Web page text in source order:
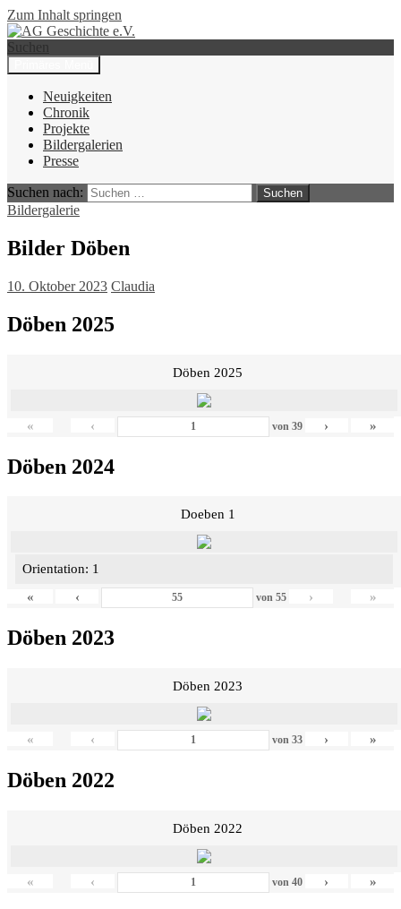
Zum Inhalt springen
AG Geschichte e.V.
Suchen
Neuigkeiten
Chronik
Projekte
Bildergalerien
Presse
Suchen nach:
Bildergalerie
Bilder Döben
10. Oktober 2023 Claudia
Döben 2025
Döben 2025
« ‹ von 39 › »
Döben 2024
Doeben 1
Orientation: 1
«
‹ von55 › »
Döben 2023
Döben 2023
« ‹ von 33 › »
Döben 2022
Döben 2022
« ‹ von 40 › »